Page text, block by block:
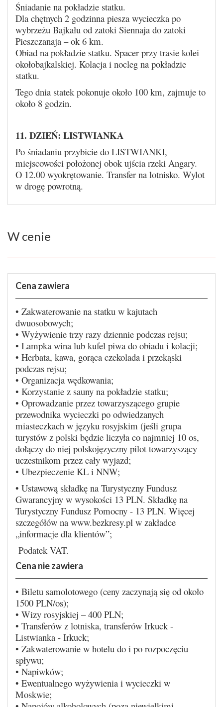
Śniadanie na pokładzie statku.
Dla chętnych 2 godzinna piesza wycieczka po
wybrzeżu Bajkału od zatoki Siennaja do zatoki
Pieszczanaja – ok 6 km.
Obiad na pokładzie statku. Spacer przy trasie kolei
okołobajkalskiej. Kolacja i nocleg na pokładzie
statku.
Tego dnia statek pokonuje około 100 km, zajmuje to
około 8 godzin.
11. DZIEŃ: LISTWIANKA
Po śniadaniu przybicie do LISTWIANKI,
miejscowości położonej obok ujścia rzeki Angary.
O 12.00 wyokrętowanie. Transfer na lotnisko. Wylot
w drogę powrotną.
W cenie
Cena zawiera
• Zakwaterowanie na statku w kajutach
dwuosobowych;
• Wyżywienie trzy razy dziennie podczas rejsu;
• Lampka wina lub kufel piwa do obiadu i kolacji;
• Herbata, kawa, gorąca czekolada i przekąski
podczas rejsu;
• Organizacja wędkowania;
• Korzystanie z sauny na pokładzie statku;
• Oprowadzanie przez towarzyszącego grupie
przewodnika wycieczki po odwiedzanych
miasteczkach w języku rosyjskim (jeśli grupa
turystów z polski będzie liczyła co najmniej 10 os,
dołączy do niej polskojęzyczny pilot towarzyszący
uczestnikom przez cały wyjazd;
• Ubezpieczenie KL i NNW;
• Ustawową składkę na Turystyczny Fundusz
Gwarancyjny w wysokości 13 PLN. Składkę na
Turystyczny Fundusz Pomocny - 13 PLN. Więcej
szczegółów na www.bezkresy.pl w zakładce
„informacje dla klientów”;
Podatek VAT.
Cena nie zawiera
• Biletu samolotowego (ceny zaczynają się od około
1500 PLN/os);
• Wizy rosyjskiej – 400 PLN;
• Transferów z lotniska, transferów Irkuck -
Listwianka - Irkuck;
• Zakwaterowanie w hotelu do i po rozpoczęciu
spływu;
• Napiwków;
• Ewentualnego wyżywienia i wycieczki w
Moskwie;